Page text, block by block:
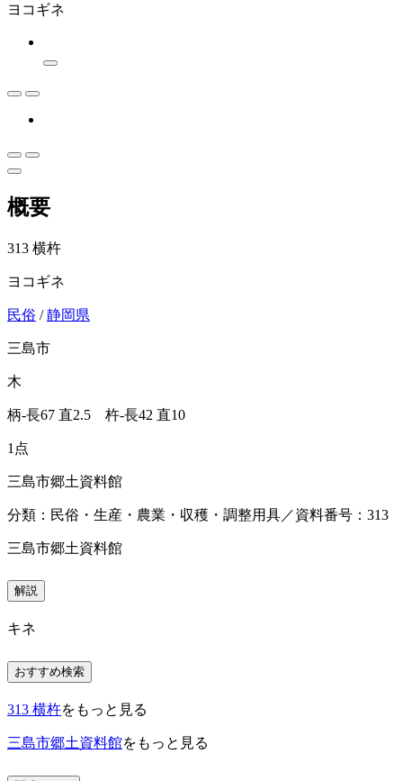
ヨコギネ
概要
313 横杵
ヨコギネ
民俗 /静岡県
三島市
木
柄-長67 直2.5 杵-長42 直10
1点
三島市郷土資料館
分類：民俗・生産・農業・収穫・調整用具／資料番号：313
三島市郷土資料館
解説
キネ
おすすめ検索
313 横杵をもっと見る
三島市郷土資料館をもっと見る